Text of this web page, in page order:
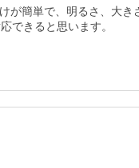
が簡単で、明るさ、大
できると思います。